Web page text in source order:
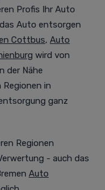
Profis Ihr Auto
Auto entsorgen
Cottbus, Auto
wird von
der Nähe
Regionen in
ganz
Regionen
- auch das
Auto